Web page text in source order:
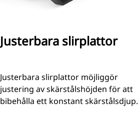
Justerbara slirplattor
Justerbara slirplattor möjliggör
justering av skärstålshöjden för att
bibehålla ett konstant skärstålsdjup.